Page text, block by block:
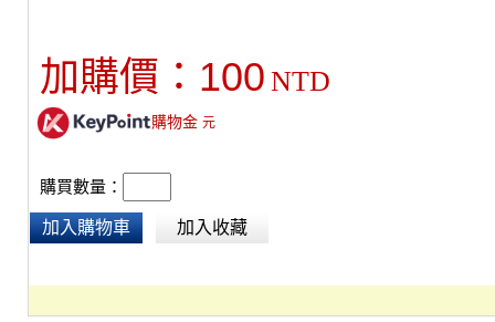
加購價： 100 NTD
購物金 元
購買數量：
加入購物車 加入收藏